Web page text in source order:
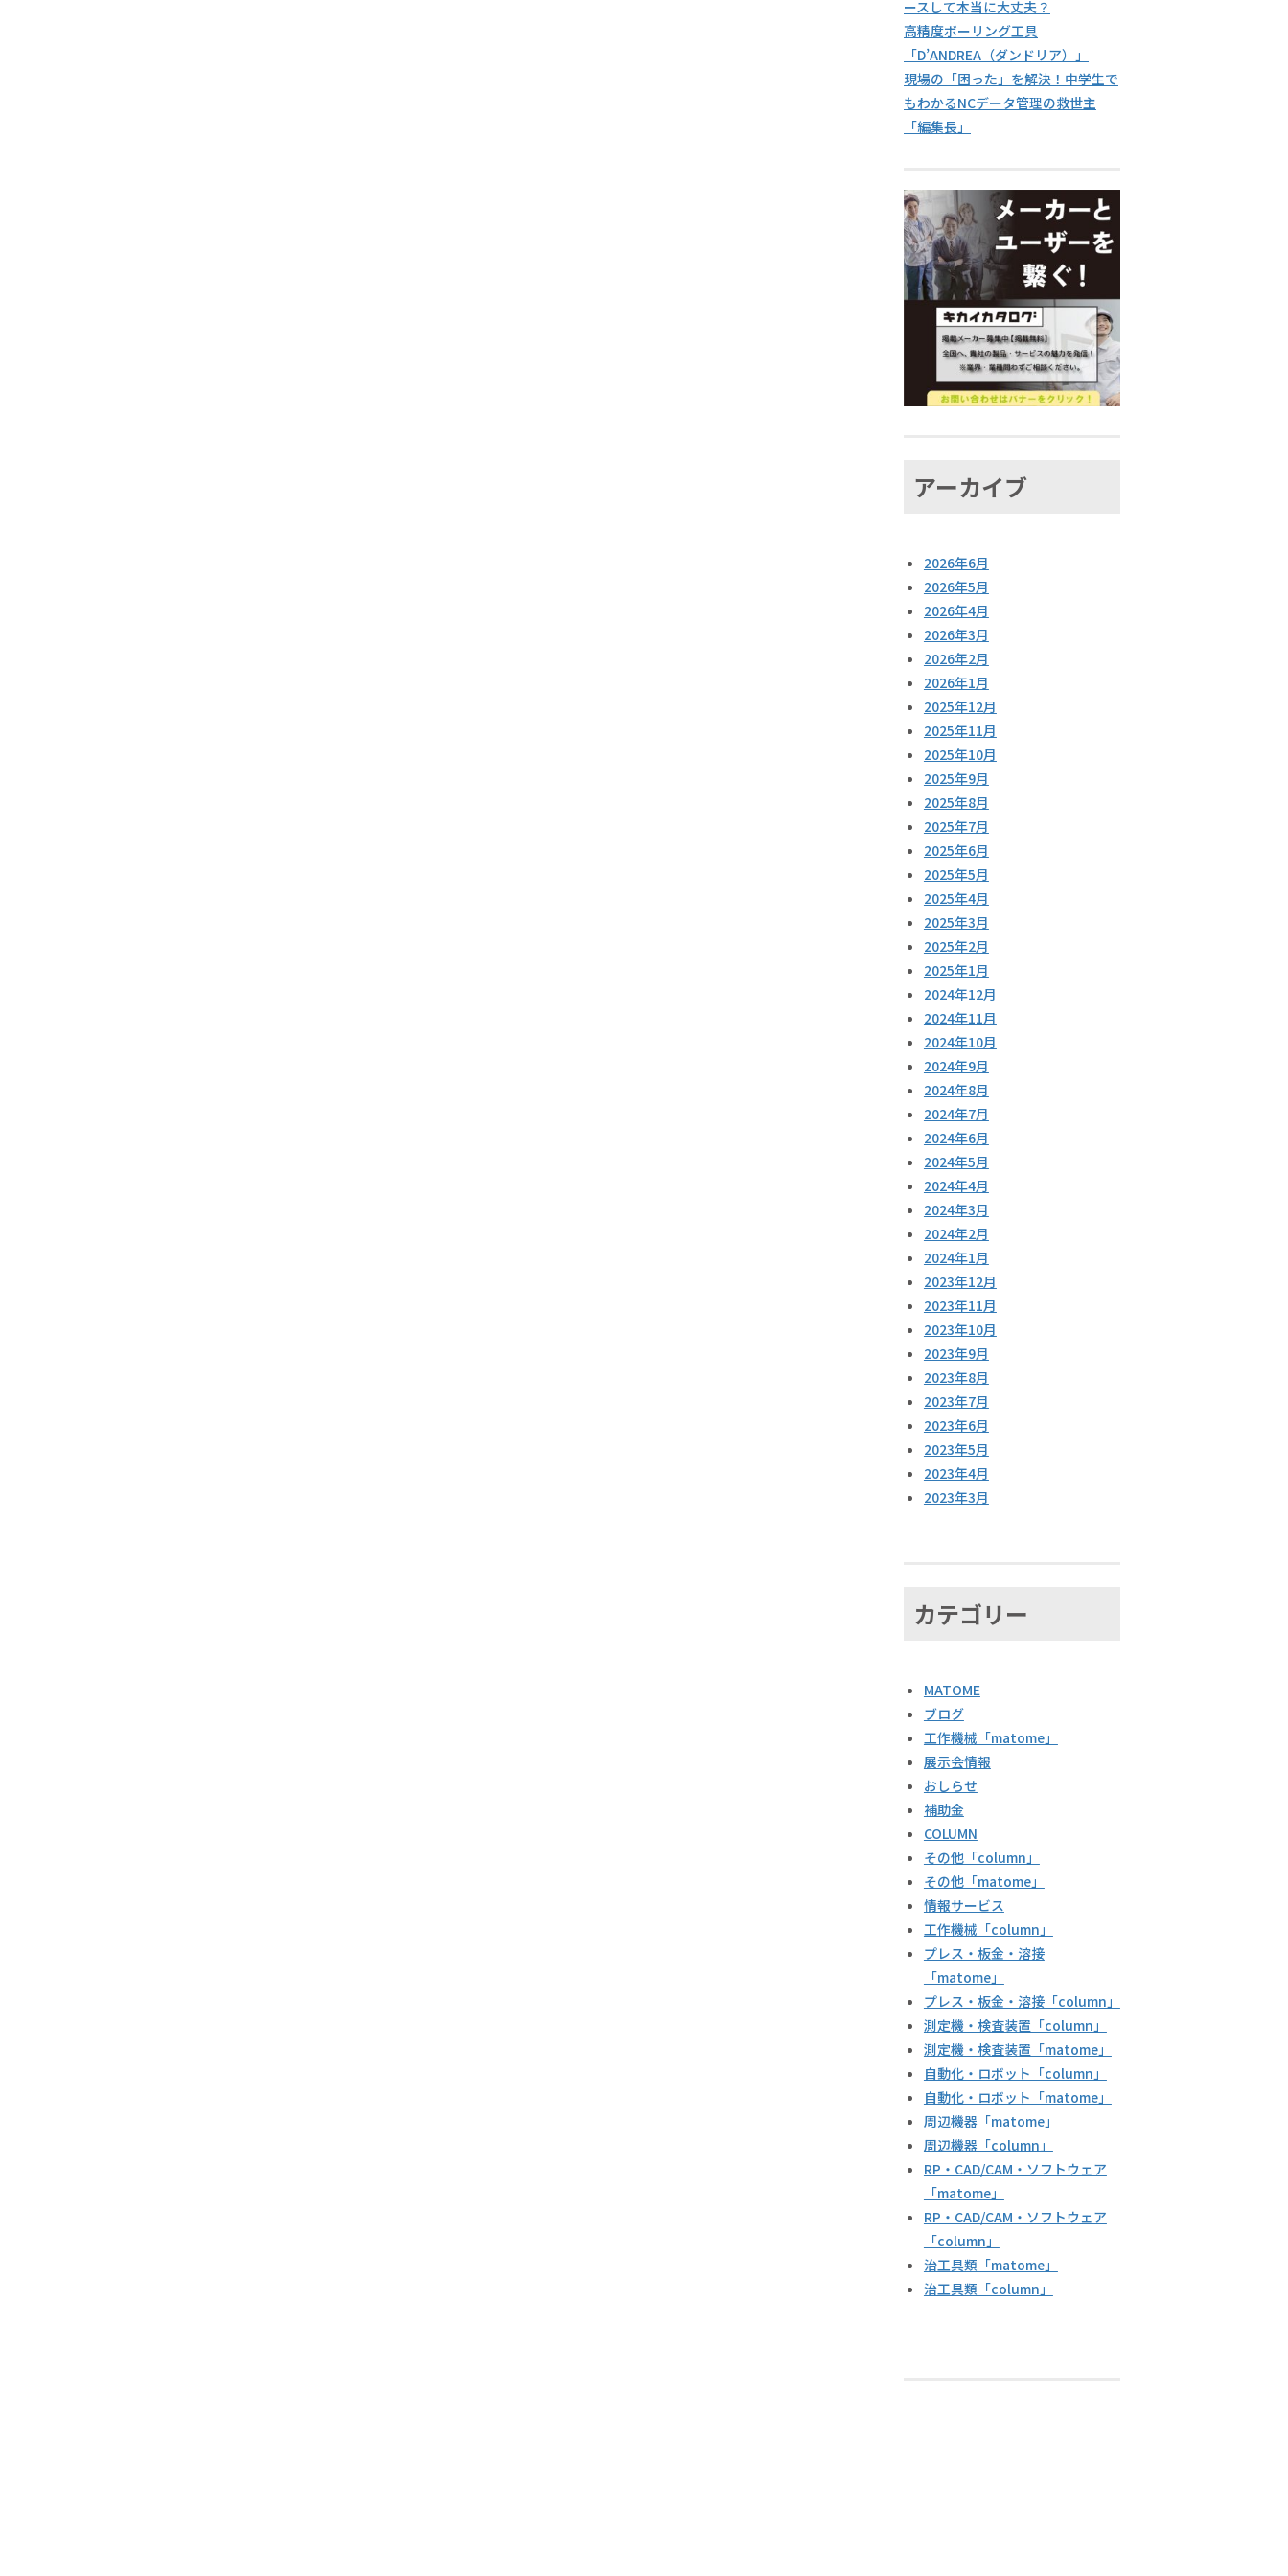
ースして本当に大丈夫？
高精度ボーリング工具
「D’ANDREA（ダンドリア）」
現場の「困った」を解決！中学生で
もわかるNCデータ管理の救世主
「編集長」
アーカイブ
2026年6月
2026年5月
2026年4月
2026年3月
2026年2月
2026年1月
2025年12月
2025年11月
2025年10月
2025年9月
2025年8月
2025年7月
2025年6月
2025年5月
2025年4月
2025年3月
2025年2月
2025年1月
2024年12月
2024年11月
2024年10月
2024年9月
2024年8月
2024年7月
2024年6月
2024年5月
2024年4月
2024年3月
2024年2月
2024年1月
2023年12月
2023年11月
2023年10月
2023年9月
2023年8月
2023年7月
2023年6月
2023年5月
2023年4月
2023年3月
カテゴリー
MATOME
ブログ
工作機械「matome」
展示会情報
おしらせ
補助金
COLUMN
その他「column」
その他「matome」
情報サービス
工作機械「column」
プレス・板金・溶接
「matome」
プレス・板金・溶接「column」
測定機・検査装置「column」
測定機・検査装置「matome」
自動化・ロボット「column」
自動化・ロボット「matome」
周辺機器「matome」
周辺機器「column」
RP・CAD/CAM・ソフトウェア
「matome」
RP・CAD/CAM・ソフトウェア
「column」
治工具類「matome」
治工具類「column」